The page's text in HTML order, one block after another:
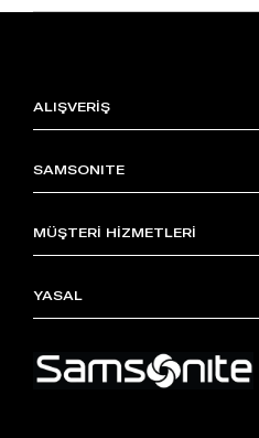
ALIŞVERİŞ
SAMSONITE
MÜŞTERİ HİZMETLERİ
YASAL